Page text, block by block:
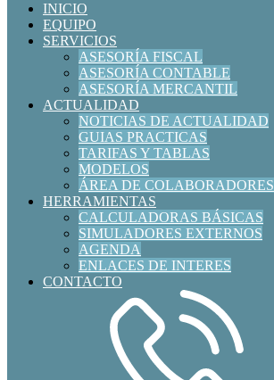
INICIO
EQUIPO
SERVICIOS
ASESORÍA FISCAL
ASESORÍA CONTABLE
ASESORÍA MERCANTIL
ACTUALIDAD
NOTICIAS DE ACTUALIDAD
GUIAS PRACTICAS
TARIFAS Y TABLAS
MODELOS
ÁREA DE COLABORADORES
HERRAMIENTAS
CALCULADORAS BÁSICAS
SIMULADORES EXTERNOS
AGENDA
ENLACES DE INTERES
CONTACTO